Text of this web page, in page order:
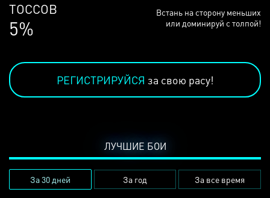
ЛЮДЕЙ
68%
Встань на сторону меньших
или доминируй с толпой!
РЕГИСТРИРУЙСЯ за свою расу!
ЛУЧШИЕ БОИ
За 30 дней За год За все время